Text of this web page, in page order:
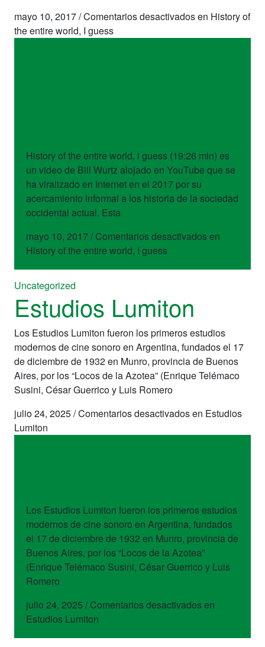
mayo 10, 2017/Comentarios desactivadosen History of
the entire world, I guess
History of the entire world, i guess (19:26 min) es
un video de Bill Wurtz alojado en YouTube que se
ha viralizado en Internet en el 2017 por su
acercamiento informal a los historia de la sociedad
occidental actual. Esta
mayo 10, 2017/ Comentarios desactivadosen
History of the entire world, I guess
Uncategorized
Estudios Lumiton
Los Estudios Lumiton fueron los primeros estudios
modernos de cine sonoro en Argentina, fundados el 17
de diciembre de 1932 en Munro, provincia de Buenos
Aires, por los “Locos de la Azotea” (Enrique Telémaco
Susini, César Guerrico y Luis Romero
julio 24, 2025/Comentarios desactivadosen Estudios
Lumiton
Los Estudios Lumiton fueron los primeros estudios
modernos de cine sonoro en Argentina, fundados
el 17 de diciembre de 1932 en Munro, provincia de
Buenos Aires, por los “Locos de la Azotea”
(Enrique Telémaco Susini, César Guerrico y Luis
Romero
julio 24, 2025 / Comentarios desactivadosen
Estudios Lumiton